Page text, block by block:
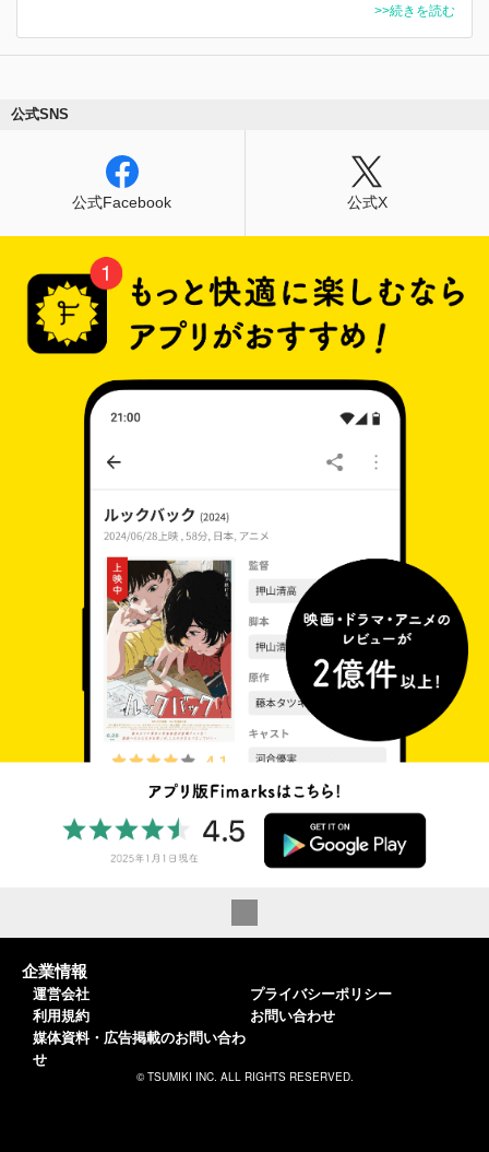
>>続きを読む
公式SNS
公式Facebook 公式X
企業情報
運営会社
利用規約
媒体資料・広告掲載のお問い合わ
せ
プライバシーポリシー
お問い合わせ
© TSUMIKI INC. ALL RIGHTS RESERVED.